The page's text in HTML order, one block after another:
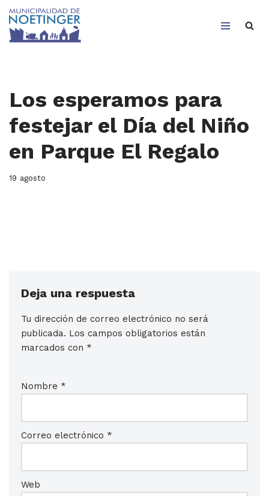
Saltar
Los esperamos para
festejar el Día del Niño
en Parque El Regalo
19 agosto
Deja una respuesta
Tu dirección de correo electrónico no será
publicada. Los campos obligatorios están
marcados con *
Nombre *
Correo electrónico *
Web